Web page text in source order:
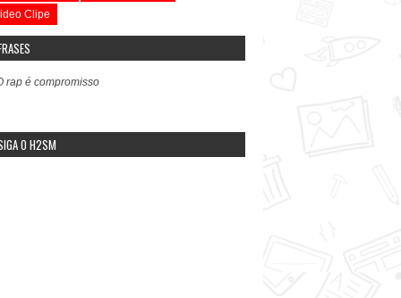
Clipe
rap é compromisso
O H2SM